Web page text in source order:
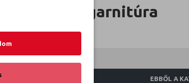
garnitúra
EBBŐL A